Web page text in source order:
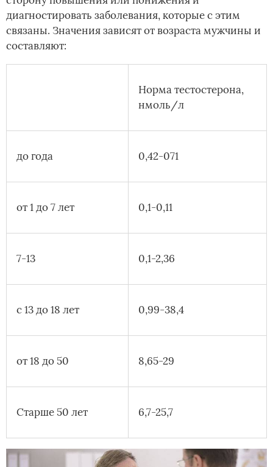
диагностировать заболевания, которые с этим
связаны. Значения зависят от возраста мужчины и
составляют:
Норма тестостерона,
нмоль/л
до года 0,42-071
от 1 до 7 лет 0,1-0,11
7-13 0,1-2,36
с 13 до 18 лет 0,99-38,4
от 18 до 50 8,65-29
Старше 50 лет 6,7-25,7